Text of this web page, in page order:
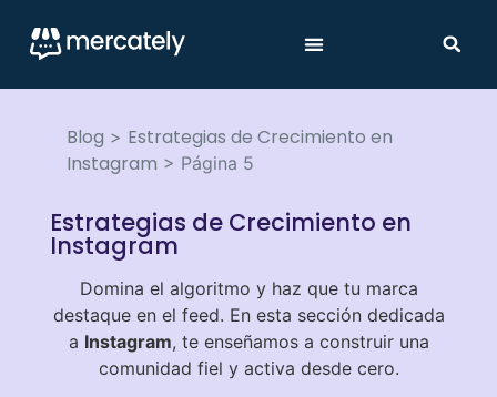
Blog > Estrategias de Crecimiento en
Instagram > Página 5
Estrategias de Crecimiento en
Instagram
Domina el algoritmo y haz que tu marca
destaque en el feed. En esta sección dedicada
a Instagram, te enseñamos a construir una
comunidad fiel y activa desde cero.